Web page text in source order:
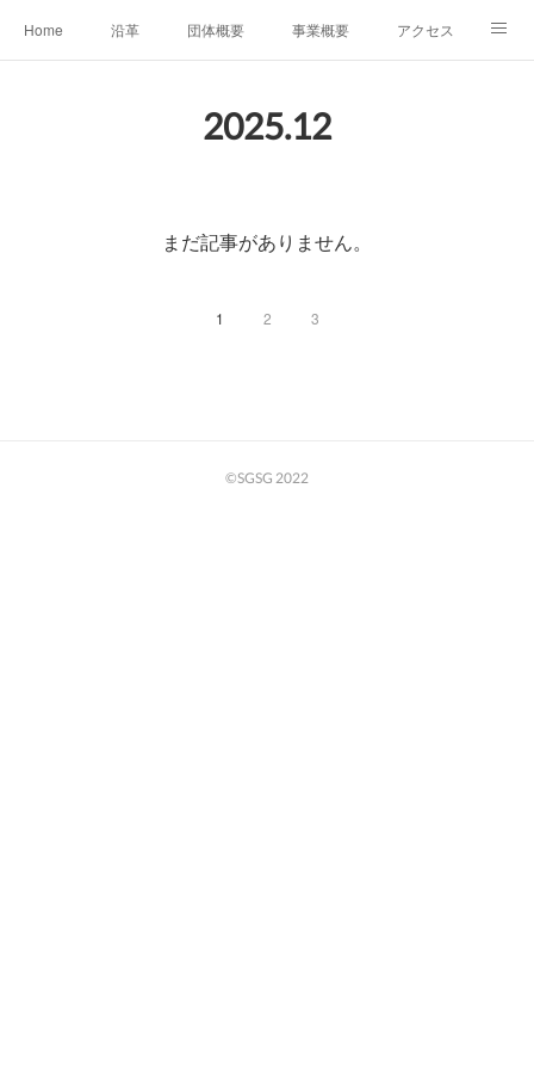
Home 沿革 団体概要 事業概要 アクセス
中期計画（2026-2031）
2025.12
まだ記事がありません。
1 2 3
©SGSG 2022